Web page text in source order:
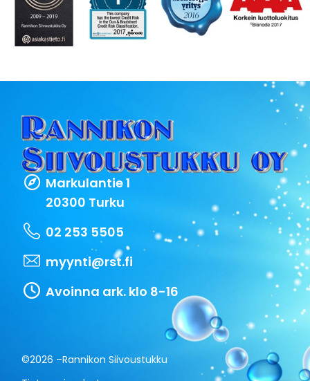
Markulantie 1
20300 Turku
02 253 5505
myynti@rst.fi
Avoinna ark. klo 8-16
©2026 –Rannikon Siivoustukku